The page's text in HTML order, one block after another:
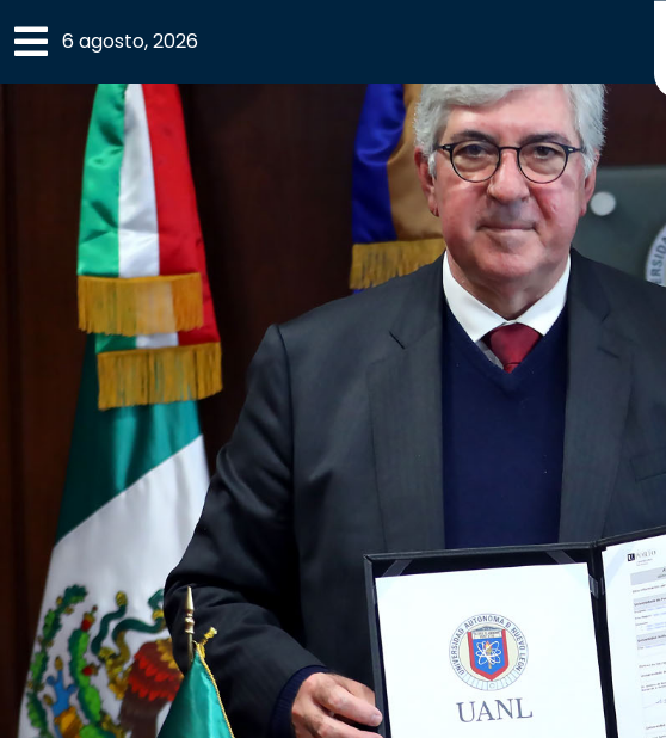
×
SECCIONES
ACADEMIA
CAMPUSUANL
COMUNIDAD
CULTURA
DEPORTES
EXPERTOS
SALUD
SUSTENTABILIDAD
6 agosto, 2026